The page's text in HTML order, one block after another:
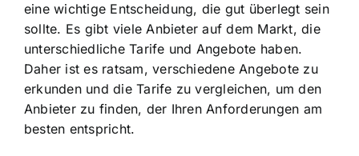
eine wichtige Entscheidung, die gut überlegt sein
sollte. Es gibt viele Anbieter auf dem Markt, die
unterschiedliche Tarife und Angebote haben.
Daher ist es ratsam, verschiedene Angebote zu
erkunden und die Tarife zu vergleichen, um den
Anbieter zu finden, der Ihren Anforderungen am
besten entspricht.